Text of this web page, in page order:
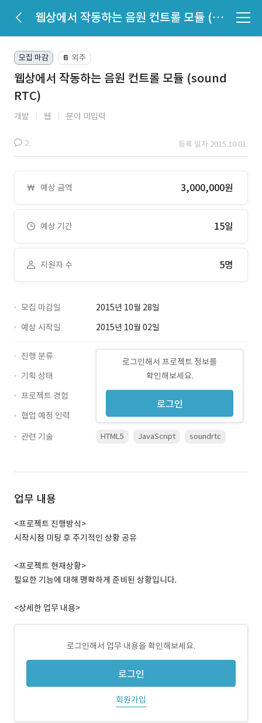
웹상에서 작동하는 음원 컨트롤 모듈 (sound RTC)
모집 마감 📔 외주
웹상에서 작동하는 음원 컨트롤 모듈 (sound
RTC)
개발 웹 분야 미입력
2 등록 일자 2015.10.01.
예상 금액 3,000,000원
예상 기간 15일
지원자 수 5명
모집 마감일
2015년 10월 28일
예상 시작일
2015년 10월 02일
로그인해서 프로젝트 정보를
확인해보세요.
로그인
진행 분류
기획 상태
프로젝트 경험
협업 예정 인력
관련 기술
HTML5 JavaScript soundrtc
업무 내용
<프로젝트 진행방식>
시작시점 미팅 후 주기적인 상황 공유
<프로젝트 현재상황>
필요한 기능에 대해 명확하게 준비된 상황입니다.
<상세한 업무 내용>
로그인해서 업무 내용을 확인해보세요.
로그인
회원가입